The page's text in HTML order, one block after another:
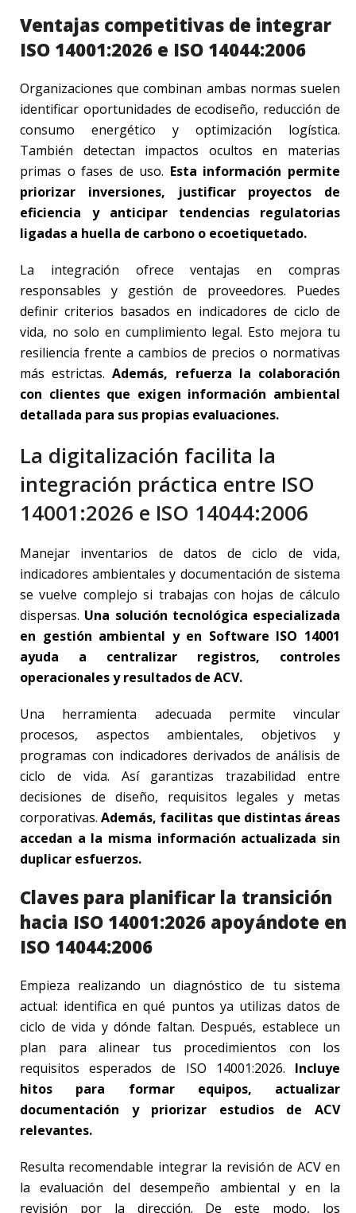
Ventajas competitivas de integrar
ISO 14001:2026 e ISO 14044:2006
Organizaciones que combinan ambas normas suelen
identificar oportunidades de ecodiseño, reducción de
consumo energético y optimización logística.
También detectan impactos ocultos en materias
primas o fases de uso. Esta información permite
priorizar inversiones, justificar proyectos de
eficiencia y anticipar tendencias regulatorias
ligadas a huella de carbono o ecoetiquetado.
La integración ofrece ventajas en compras
responsables y gestión de proveedores. Puedes
definir criterios basados en indicadores de ciclo de
vida, no solo en cumplimiento legal. Esto mejora tu
resiliencia frente a cambios de precios o normativas
más estrictas.Además, refuerza la colaboración
con clientes que exigen información ambiental
detallada para sus propias evaluaciones.
La digitalización facilita la
integración práctica entre ISO
14001:2026 e ISO 14044:2006
Manejar inventarios de datos de ciclo de vida,
indicadores ambientales y documentación de sistema
se vuelve complejo si trabajas con hojas de cálculo
dispersas. Una solución tecnológica especializada
en gestión ambiental y en Software ISO 14001
ayuda a centralizar registros, controles
operacionales y resultados de ACV.
Una herramienta adecuada permite vincular
procesos, aspectos ambientales, objetivos y
programas con indicadores derivados de análisis de
ciclo de vida. Así garantizas trazabilidad entre
decisiones de diseño, requisitos legales y metas
corporativas.Además, facilitas que distintas áreas
accedan a la misma información actualizada sin
duplicar esfuerzos.
Claves para planificar la transición
hacia ISO 14001:2026 apoyándote en
ISO 14044:2006
Empieza realizando un diagnóstico de tu sistema
actual: identifica en qué puntos ya utilizas datos de
ciclo de vida y dónde faltan. Después, establece un
plan para alinear tus procedimientos con los
requisitos esperados de ISO 14001:2026. Incluye
hitos para formar equipos, actualizar
documentación y priorizar estudios de ACV
relevantes.
Resulta recomendable integrar la revisión de ACV en
la evaluación del desempeño ambiental y en la
revisión por la dirección. De este modo, los